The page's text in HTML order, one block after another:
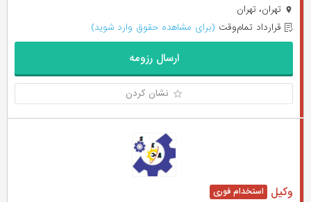
تهران، تهران
قرارداد تمام‌وقت (برای مشاهده حقوق وارد شوید)
ارسال رزومه
نشان کردن
وکیل